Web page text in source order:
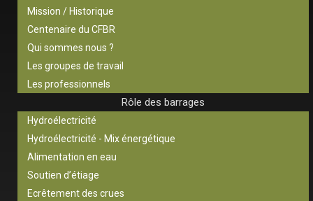
Mission / Historique
Centenaire du CFBR
Qui sommes nous ?
Les groupes de travail
Les professionnels
Rôle des barrages
Hydroélectricité
Hydroélectricité - Mix énergétique
Alimentation en eau
Soutien d’étiage
Ecrêtement des crues